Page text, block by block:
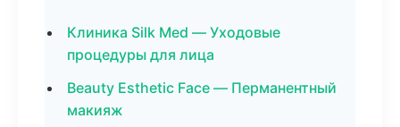
Клиника Silk Med — Уходовые
процедуры для лица
Beauty Esthetic Face — Перманентный
макияж